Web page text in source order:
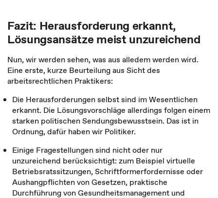
Fazit: Herausforderung erkannt,
Lösungsansätze meist unzureichend
Nun, wir werden sehen, was aus alledem werden wird.
Eine erste, kurze Beurteilung aus Sicht des
arbeitsrechtlichen Praktikers:
Die Herausforderungen selbst sind im Wesentlichen
erkannt. Die Lösungsvorschläge allerdings folgen einem
starken politischen Sendungsbewusstsein. Das ist in
Ordnung, dafür haben wir Politiker.
Einige Fragestellungen sind nicht oder nur
unzureichend berücksichtigt: zum Beispiel virtuelle
Betriebsratssitzungen, Schriftformerfordernisse oder
Aushangpflichten von Gesetzen, praktische
Durchführung von Gesundheitsmanagement und